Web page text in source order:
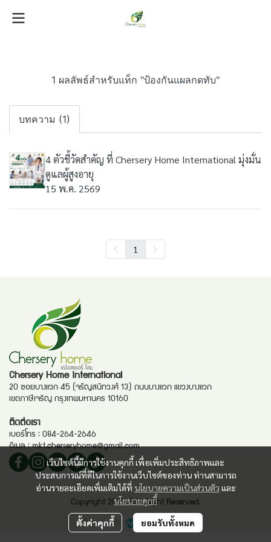
1 ผลลัพธ์สำหรับแท็ก "ป้องกันแผลกดทับ"
บทความ (1)
4 ตัวชี้วัดสำคัญ ที่ Chersery Home International มุ่งมั่น
ดูแลผู้สูงอายุ
15 พ.ค. 2569
1
เว็บไซต์นี้มีการใช้งานคุกกี้ เพื่อเพิ่มประสิทธิภาพและ
ประสบการณ์ที่ดีในการใช้งานเว็บไซต์ของท่าน ท่านสามารถ
อ่านรายละเอียดเพิ่มเติมได้ที่ นโยบายความเป็นส่วนตัว และ
นโยบายคุกกี้
ตั้งค่าคุกกี้ ยอมรับทั้งหมด
Chersery Home International
20 ซอยบางแวก 45 (จรัญสนิทวงศ์ 13) ถนนบางแวก แขวงบางแวก
เขตภาษีเจริญ กรุงเทพมหานคร 10160
ติดต่อเรา
เบอร์โทร : 084-264-2646
อีเมล :mkt.cherseryhome@gmail.com
Copyright 2025. | All Right Reserved.
Powered By MakeWebEasy